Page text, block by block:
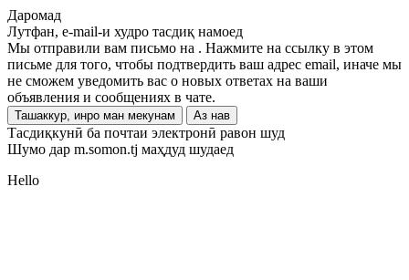
Даромад
Лутфан, e-mail-и худро тасдиқ намоед
Мы отправили вам письмо на . Нажмите на ссылку в этом
письме для того, чтобы подтвердить ваш адрес email, иначе мы
не сможем уведомить вас о новых ответах на ваши
объявления и сообщениях в чате.
Ташаккур, инро ман мекунам Аз нав
Тасдиқкунӣ ба почтаи электронӣ равон шуд
Шумо дар m.somon.tj маҳдуд шудаед
Hello